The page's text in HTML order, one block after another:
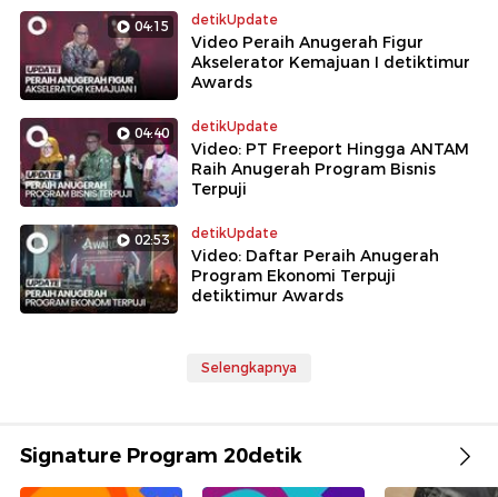
04:15 detikUpdate
Video Peraih Anugerah Figur
Akselerator Kemajuan I detiktimur
Awards
04:40 detikUpdate
Video: PT Freeport Hingga ANTAM
Raih Anugerah Program Bisnis
Terpuji
02:53 detikUpdate
Video: Daftar Peraih Anugerah
Program Ekonomi Terpuji
detiktimur Awards
Selengkapnya
Signature Program 20detik